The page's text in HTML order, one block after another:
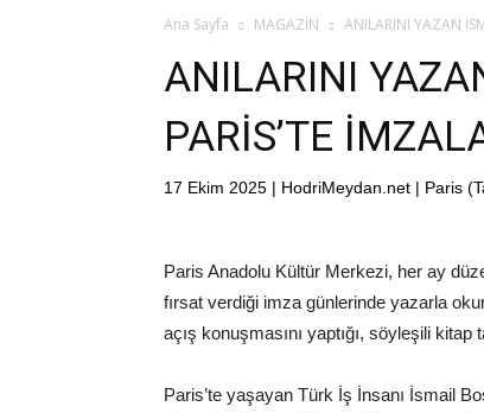
Ana Sayfa MAGAZİN ANILARINI YAZAN
ANILARINI
PARİS’TE
17 Ekim 2025 | HodriMeydan.net | Paris
Paris Anadolu Kültür Merkezi, her ay
fırsat verdiği imza günlerinde yazarla
açış konuşmasını yaptığı, söyleşili kitap
Paris’te yaşayan Türk İş İnsanı İsmail